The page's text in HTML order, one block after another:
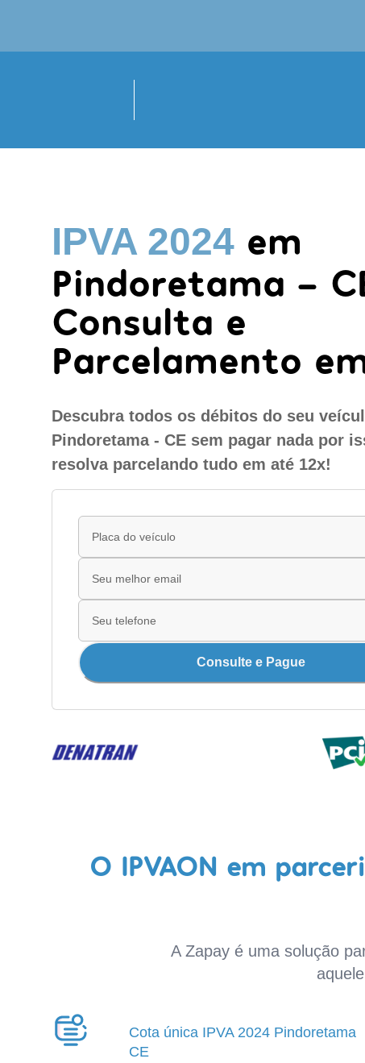
IPVA 2024 em
Pindoretama -
Consulta e
Parcelamento
Descubra todos os débitos do seu
Pindoretama - CE sem pagar nada por
resolva parcelando tudo em até 12x!
Consulte e Pague
O IPVAON em
A Zapay é uma solução
Cota única IPVA 2024 Pindoretama
CE